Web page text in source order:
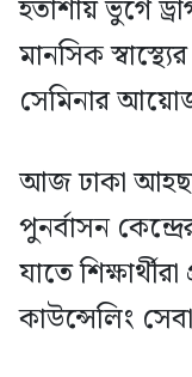
হতাশায় ভুগে
মানসিক
সেমিনার
আজ ঢাকা
পুনর্বাসন
যাতে
কাউন্সেলিং